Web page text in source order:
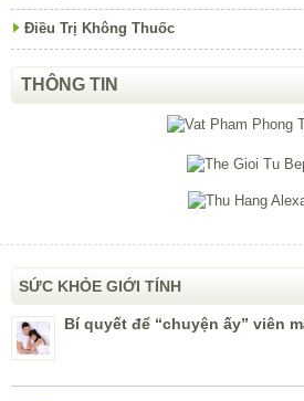
Điều Trị Không Thuốc
THÔNG TIN
SỨC KHỎE GIỚI TÍNH
Bí quyết để “chuyện ấy” viên